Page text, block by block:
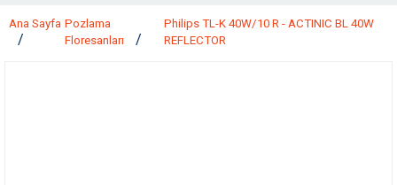
Ana Sayfa Pozlama
Floresanları
Philips TL-K 40W/10 R - ACTINIC BL 40W
REFLECTOR